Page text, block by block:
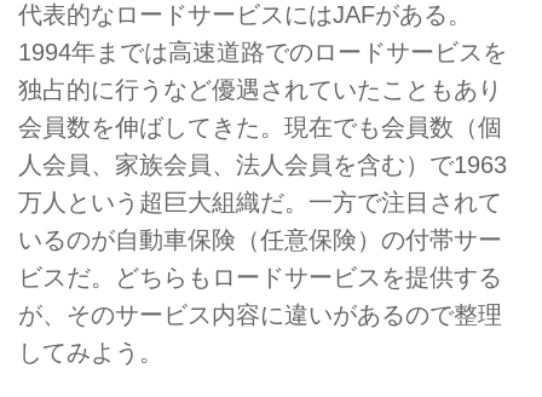
代表的なロードサービスにはJAFがある。
1994年までは高速道路でのロードサービスを
独占的に行うなど優遇されていたこともあり
会員数を伸ばしてきた。現在でも会員数（個
人会員、家族会員、法人会員を含む）で1963
万人という超巨大組織だ。一方で注目されて
いるのが自動車保険（任意保険）の付帯サー
ビスだ。どちらもロードサービスを提供する
が、そのサービス内容に違いがあるので整理
してみよう。